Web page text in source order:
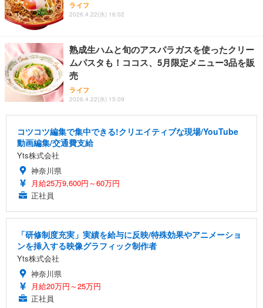
ライフ
2026.4.22(水) 16:02
熟成生ハムと旬のアスパラガスを使ったクリー
ムパスタも！ココス、5月限定メニュー3品を販
売
ライフ
2026.4.22(水) 15:09
コツコツ編集で集中できる!クリエイティブな現場/YouTube
動画編集/交通費支給
Yts株式会社
神奈川県
月給25万9,600円～60万円
正社員
「研修制度充実」実績を給与に反映/特殊効果やアニメーショ
ンを挿入する映像グラフィック制作者
Yts株式会社
神奈川県
月給20万円～25万円
正社員